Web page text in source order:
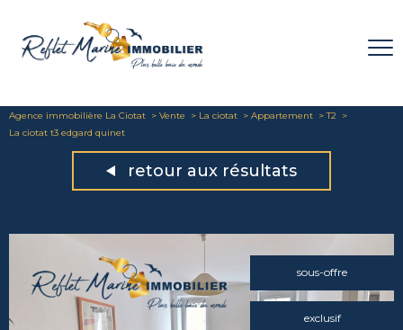
Agence immobilière La Ciotat Vente La ciotat Appartement
T2
La ciotat t3 edgard quinet
retour aux résultats
sous-offre
exclusif